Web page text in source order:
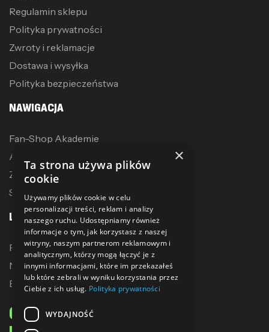
Regulamin sklepu
Polityka prywatności
Zwroty i reklamacje
Dostawa i wysyłka
Polityka bezpieczeństwa
NAWIGACJA
Fan-Shop Akademie
Akcesoria treningowe
Zostań dystrybutorem
Sublimacja
LINKI
Promocje
Nowe produkty
Bestsellery
ODBIERZ 10% ZNIŻKI
×
Ta strona używa plików
cookie
Używamy plików cookie w celu
personalizacji treści, reklam i analizy
naszego ruchu. Udostępniamy również
informacje o tym, jak korzystasz z naszej
witryny, naszym partnerom reklamowym i
analitycznym, którzy mogą łączyć je z
innymi informacjami, które im przekazałeś
lub które zebrali w wyniku korzystania przez
Ciebie z ich usług. Polityka prywatności
WYDAJNOŚĆ